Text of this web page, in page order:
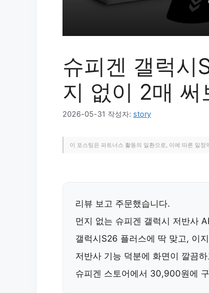
슈피겐 갤럭시
지 없이 2매 써
2026-05-31 작성자: story
이 포스팅은 파트너스 활동의 일환으로, 이에 따른 일정
리뷰 보고 주문했습니다.
먼지 없는 슈피겐 갤럭시 저반사
갤럭시S26 플러스에 딱 맞고, 이
저반사 기능 덕분에 화면이 깔끔
슈피겐 스토어에서 30,900원에